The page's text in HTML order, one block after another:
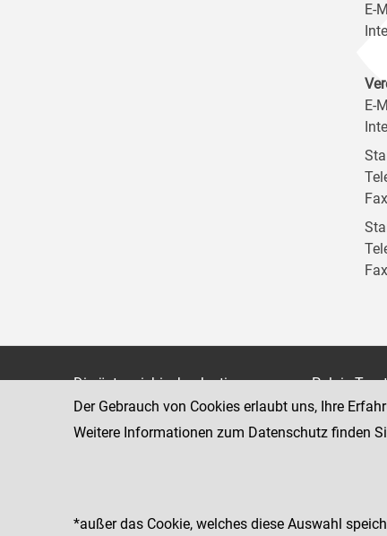
E-
E-
Die österreichische Justiz
Bundesministerium für Justiz
justiz.gv.at
Palais
1070 Wien
Der Gebrauch von Cookies erlaubt uns, Ihre
Weitere Informationen zum Datenschutz finden
*außer das Cookie, welches diese Auswahl